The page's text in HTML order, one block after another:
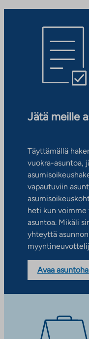
Jätä meille
Täyttämällä
vuokra-asuntoa,
vapautuviin
heti kun voimme
asuntoa. Mikäli
yhteyttä
Avaa